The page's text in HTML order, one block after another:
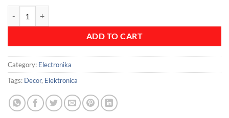
ADD TO CART
Category: Electronika
Tags: Decor, Elektronica